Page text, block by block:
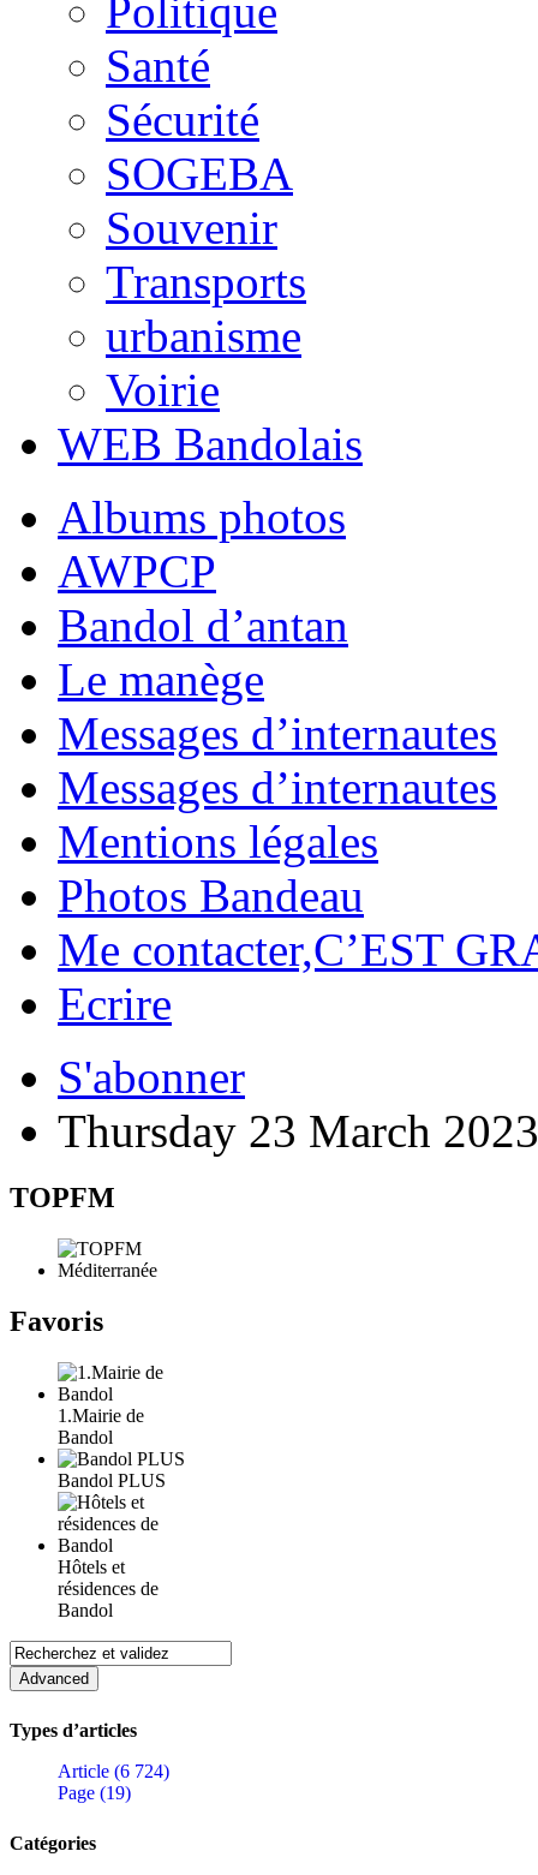
Politique
Santé
Sécurité
SOGEBA
Souvenir
Transports
urbanisme
Voirie
WEB Bandolais
Albums photos
AWPCP
Bandol d’antan
Le manège
Messages d’internautes
Messages d’internautes
Mentions légales
Photos Bandeau
Me contacter,C’EST
Ecrire
S'abonner
Thursday 23 March 2023
TOPFM
Favoris
1.Mairie de
Bandol
Bandol PLUS
Hôtels et
résidences de
Bandol
Types d’articles
Article (6 724)
Page (19)
Catégories